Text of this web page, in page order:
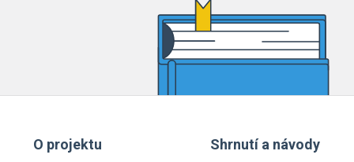
O projektu Shrnutí a návody